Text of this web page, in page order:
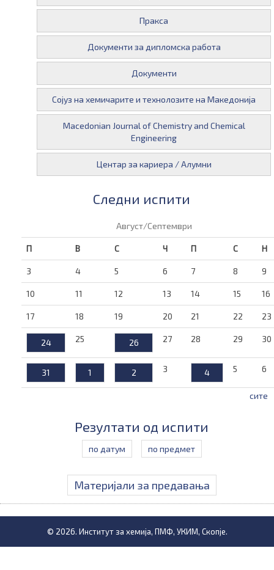
Пракса
Документи за дипломска работа
Документи
Сојуз на хемичарите и технолозите на Македонија
Macedonian Journal of Chemistry and Chemical
Engineering
Центар за кариера / Алумни
Следни испити
Август/Септември
П В С Ч П С Н
3 4 5 6 7 8 9
10 11 12 13 14 15 16
17 18 19 20 21 22 23
24 25 26 27 28 29 30
31 1 2 3 4 5 6
сите
Резултати од испити
по датум по предмет
Материјали за предавања
© 2026. Институт за хемија, ПМФ, УКИМ, Скопје.